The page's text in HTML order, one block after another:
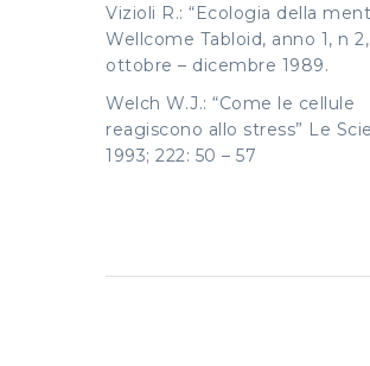
Vizioli R.: “Ecologia della
Wellcome Tabloid, anno 1, n 2,
ottobre – dicembre 1989.
Welch W.J.: “Come le cellule
reagiscono allo stress” Le
1993; 222: 50 – 57